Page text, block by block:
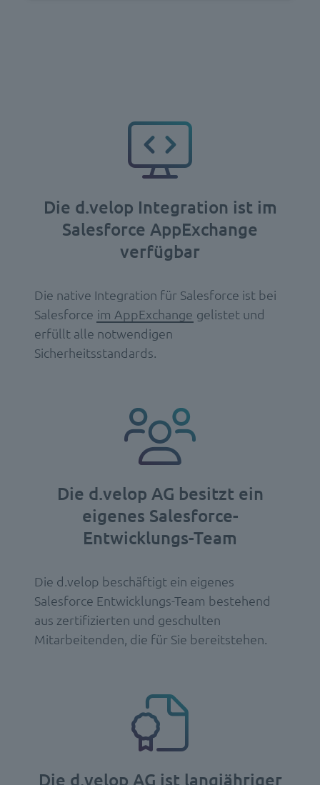
Die d.velop Integration ist im
Salesforce AppExchange
verfügbar
Die native Integration für Salesforce ist bei
Salesforce im AppExchange gelistet und
erfüllt alle notwendigen
Sicherheitsstandards.
Die d.velop AG besitzt ein
eigenes Salesforce-
Entwicklungs-Team
Die d.velop beschäftigt ein eigenes
Salesforce Entwicklungs-Team bestehend
aus zertifizierten und geschulten
Mitarbeitenden, die für Sie bereitstehen.
Die d.velop AG ist langjähriger